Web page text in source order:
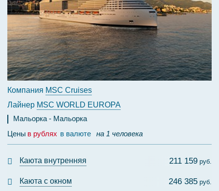
Компания MSC Cruises
Лайнер MSC WORLD EUROPA
Мальорка
Мальорка
Цены в рублях в валюте на 1 человека
Каюта внутренняя 211 159 руб.
Каюта с окном 246 385 руб.